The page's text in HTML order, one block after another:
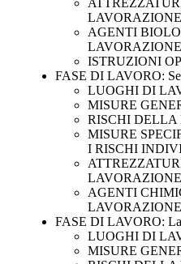
LAVORAZIONE
AGENTI
LAVORAZIONE
ISTRUZIONI
FASE DI LAVORO:
LUOGHI DI
MISURE
RISCHI DELLA
MISURE
I RISCHI
LAVORAZIONE
AGENTI
LAVORAZIONE
FASE DI LAVORO:
LUOGHI DI
MISURE